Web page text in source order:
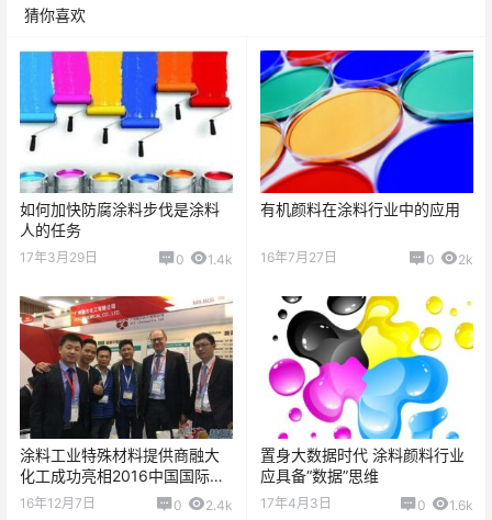
猜你喜欢
如何加快防腐涂料步伐是涂料
人的任务
17年3月29日 0 1.4k
有机颜料在涂料行业中的应用
16年7月27日 0 2k
涂料工业特殊材料提供商融大
化工成功亮相2016中国国际涂
料展
16年12月7日 0 2.4k
置身大数据时代 涂料颜料行业
应具备“数据”思维
17年4月3日 0 1.6k